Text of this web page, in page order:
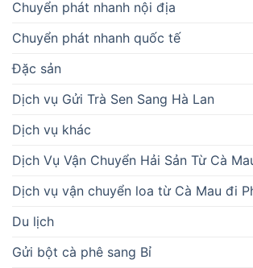
Chuyển phát nhanh nội địa
Chuyển phát nhanh quốc tế
Đặc sản
Dịch vụ Gửi Trà Sen Sang Hà Lan
Dịch vụ khác
Dịch Vụ Vận Chuyển Hải Sản Từ Cà
Dịch vụ vận chuyển loa từ Cà Mau đi
Du lịch
Gửi bột cà phê sang Bỉ